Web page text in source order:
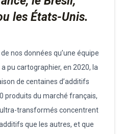
les États-Unis.
nos données qu’une équipe
a pu cartographier, en 2020, la
de centaines d’additifs
produits du marché français,
transformés concentrent
que les autres, et que